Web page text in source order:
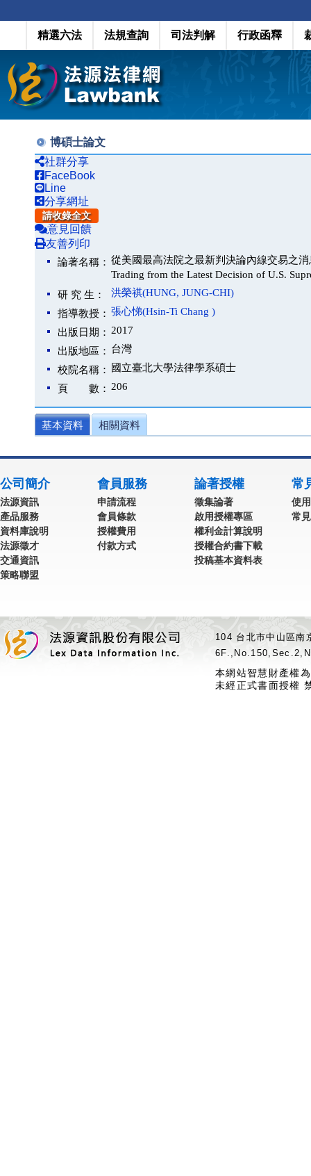
精選六法 法規查詢 司法判解 行政函釋
博碩士論文
社群分享
FaceBook
Line
分享網址
請收錄全文
意見回饋
友善列印
論著名稱： 從美國最高法院之最新判決論內線交易之
Trading from the Latest Decision of U.S.
研 究 生：
洪榮祺(HUNG, JUNG-CHI)
指導教授： 張心悌(Hsin-Ti Chang )
出版日期： 2017
出版地區： 台灣
校院名稱：
國立臺北大學法律學系碩士
頁 數： 206
基本資料 相關資料
公司簡介
法源資訊
產品服務
資料庫說明
法源徵才
交通資訊
策略聯盟
會員服務
申請流程
會員條款
授權費用
付款方式
論著授權
徵集論著
啟用授權專區
權利金計算說明
授權合約書下載
投稿基本資料表
常
使
常
104 台北市中山區
本網站智慧財產權
未經正式書面授權